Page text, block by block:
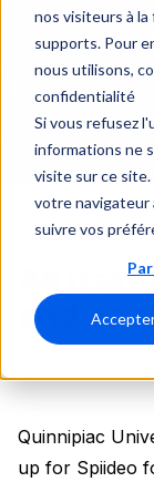
nos visiteurs à
supports. Pour
nous utilisons,
confidentialité
Si vous refusez
informations ne
visite sur ce site.
votre navigateur
suivre vos
5 TEAMS. 3
All
and
Quinnipiac
up for Spiideo